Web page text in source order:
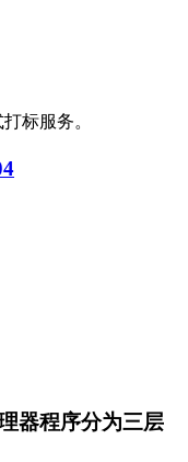
标服务。
器程序分为三层